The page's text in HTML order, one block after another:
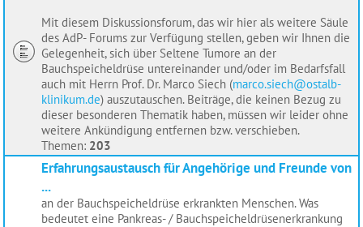
Mit diesem Diskussionsforum, das wir hier als weitere Säule
des AdP- Forums zur Verfügung stellen, geben wir Ihnen die
Gelegenheit, sich über Seltene Tumore an der
Bauchspeicheldrüse untereinander und/oder im Bedarfsfall
auch mit Herrn Prof. Dr. Marco Siech (marco.siech@ostalb-
klinikum.de) auszutauschen. Beiträge, die keinen Bezug zu
dieser besonderen Thematik haben, müssen wir leider ohne
weitere Ankündigung entfernen bzw. verschieben.
Themen: 203
Erfahrungsaustausch für Angehörige und Freunde von
...
an der Bauchspeicheldrüse erkrankten Menschen. Was
bedeutet eine Pankreas- / Bauchspeicheldrüsenerkrankung